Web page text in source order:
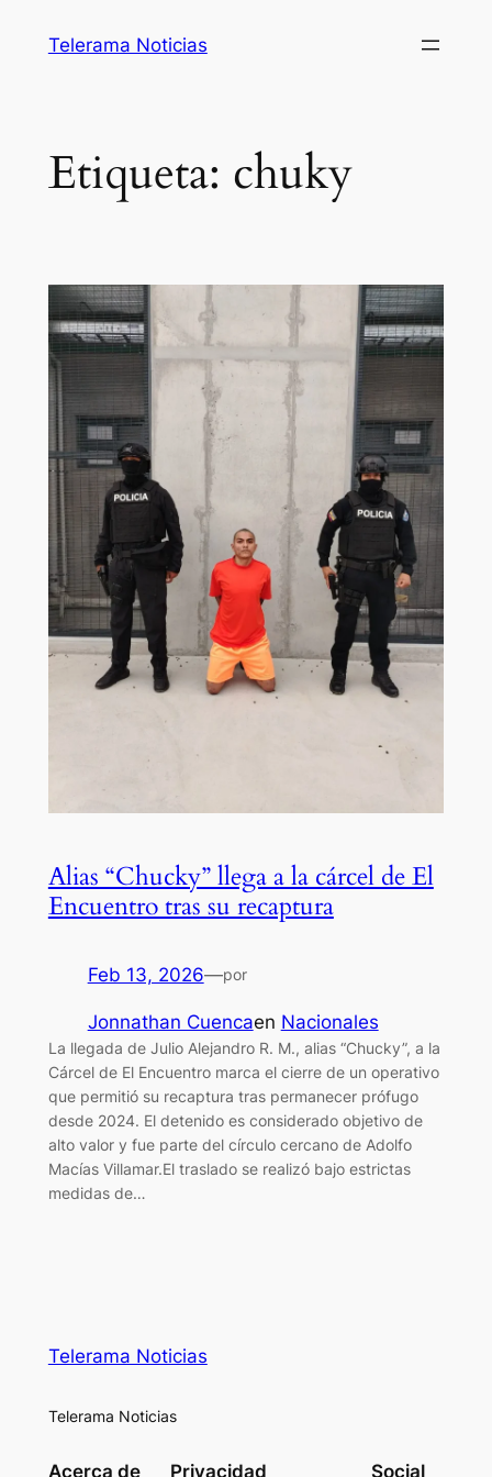
Telerama Noticias
Etiqueta: chuky
Alias “Chucky” llega a la cárcel de El
Encuentro tras su recaptura
Feb 13, 2026—por
Jonnathan Cuencaen Nacionales
La llegada de Julio Alejandro R. M., alias “Chucky”, a la
Cárcel de El Encuentro marca el cierre de un operativo
que permitió su recaptura tras permanecer prófugo
desde 2024. El detenido es considerado objetivo de
alto valor y fue parte del círculo cercano de Adolfo
Macías Villamar.El traslado se realizó bajo estrictas
medidas de…
Telerama Noticias
Telerama Noticias
Acerca de Privacidad Social